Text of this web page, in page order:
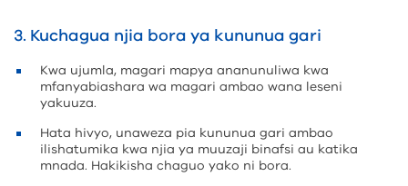
3. Kuchagua njia bora ya kununua gari
Kwa ujumla, magari mapya ananunuliwa kwa
mfanyabiashara wa magari ambao wana leseni
yakuuza.
Hata hivyo, unaweza pia kununua gari ambao
ilishatumika kwa njia ya muuzaji binafsi au katika
mnada. Hakikisha chaguo yako ni bora.